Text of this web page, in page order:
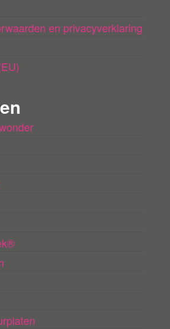
en privacyverklaring